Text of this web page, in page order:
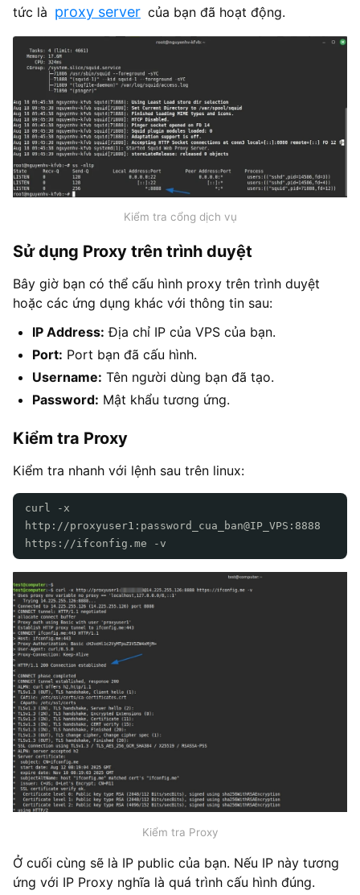
tức là proxy server của bạn đã hoạt động.
Kiểm tra cổng dịch vụ
Sử dụng Proxy trên trình duyệt
Bây giờ bạn có thể cấu hình proxy trên trình duyệt
hoặc các ứng dụng khác với thông tin sau:
IP Address: Địa chỉ IP của VPS của bạn.
Port: Port bạn đã cấu hình.
Username: Tên người dùng bạn đã tạo.
Password: Mật khẩu tương ứng.
Kiểm tra Proxy
Kiểm tra nhanh với lệnh sau trên linux:
curl -x
http://proxyuser1:password_cua_ban@IP_VPS:8888
https://ifconfig.me -v
Kiểm tra Proxy
Ở cuối cùng sẽ là IP public của bạn. Nếu IP này tương
ứng với IP Proxy nghĩa là quá trình cấu hình đúng.